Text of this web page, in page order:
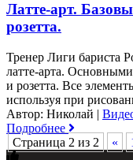
Латте-арт.
розетта.
Тренер Лиги бариста
латте-арта.
и розетта. Все
используя при
Автор: Николай |
Подробнее
Страница 2 из 2
«